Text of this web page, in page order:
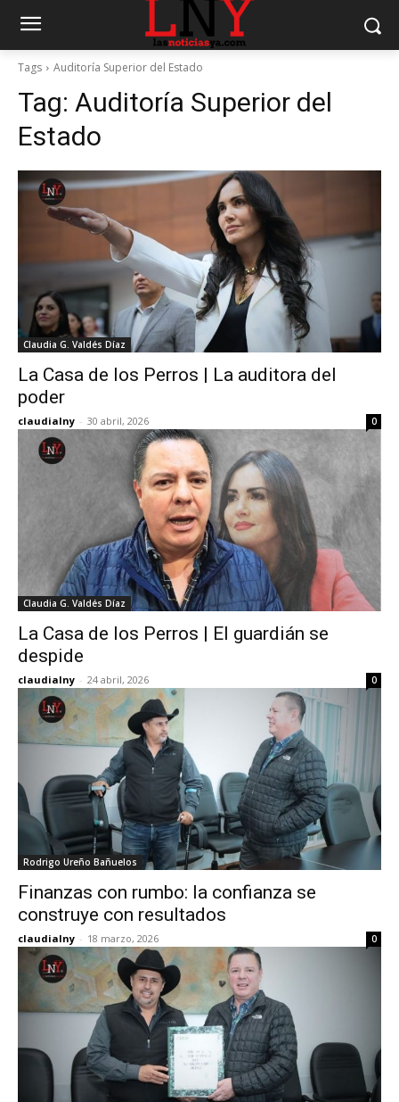
Tags Auditoría Superior del Estado
Tag: Auditoría Superior del
Estado
Claudia G. Valdés Díaz
La Casa de los Perros | La auditora del
poder
claudialny - 30 abril, 2026 0
Claudia G. Valdés Díaz
La Casa de los Perros | El guardián se
despide
claudialny - 24 abril, 2026 0
Rodrigo Ureño Bañuelos
Finanzas con rumbo: la confianza se
construye con resultados
claudialny - 18 marzo, 2026 0